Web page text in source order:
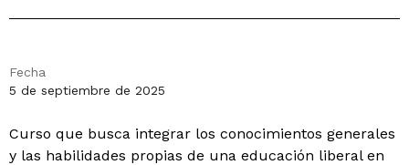
Fecha
5 de septiembre de 2025
Curso que busca integrar los conocimientos generales
y las habilidades propias de una educación liberal en